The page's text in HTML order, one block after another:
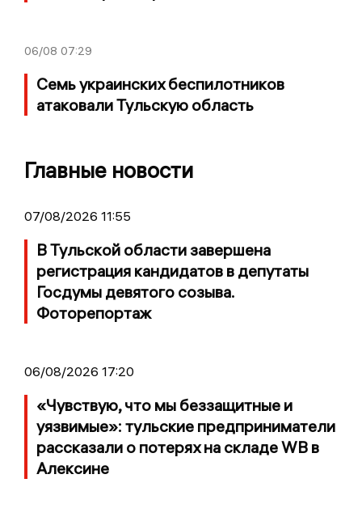
06/08 07:29
Семь украинских беспилотников
атаковали Тульскую область
Главные новости
07/08/2026 11:55
В Тульской области завершена
регистрация кандидатов в депутаты
Госдумы девятого созыва.
Фоторепортаж
06/08/2026 17:20
«Чувствую, что мы беззащитные и
уязвимые»: тульские предприниматели
рассказали о потерях на складе WB в
Алексине